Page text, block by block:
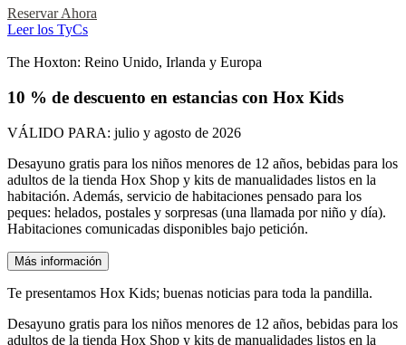
Reservar Ahora
Leer los TyCs
The Hoxton: Reino Unido, Irlanda y Europa
10 % de descuento en estancias con Hox Kids
VÁLIDO PARA: julio y agosto de 2026​
Desayuno gratis para los niños menores de 12 años, bebidas para los
adultos de la tienda Hox Shop y kits de manualidades listos en la
habitación. Además, servicio de habitaciones pensado para los
peques: helados, postales y sorpresas (una llamada por niño y día).
Habitaciones comunicadas disponibles bajo petición.​
Más información
Te presentamos Hox Kids; buenas noticias para toda la pandilla.​
Desayuno gratis para los niños menores de 12 años, bebidas para los
adultos de la tienda Hox Shop y kits de manualidades listos en la